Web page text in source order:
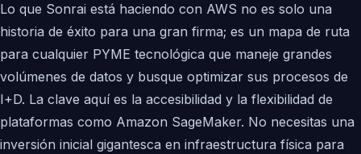
Lo que Sonrai está haciendo con AWS no es solo una
historia de éxito para una gran firma; es un mapa de ruta
para cualquier PYME tecnológica que maneje grandes
volúmenes de datos y busque optimizar sus procesos de
I+D. La clave aquí es la accesibilidad y la flexibilidad de
plataformas como Amazon SageMaker. No necesitas una
inversión inicial gigantesca en infraestructura física para